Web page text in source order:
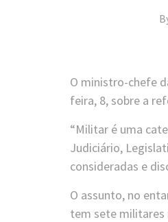
O ministro-chefe
feira, 8, sobre a
“Militar é uma
Judiciário,
consideradas e
O assunto, no
tem sete militares